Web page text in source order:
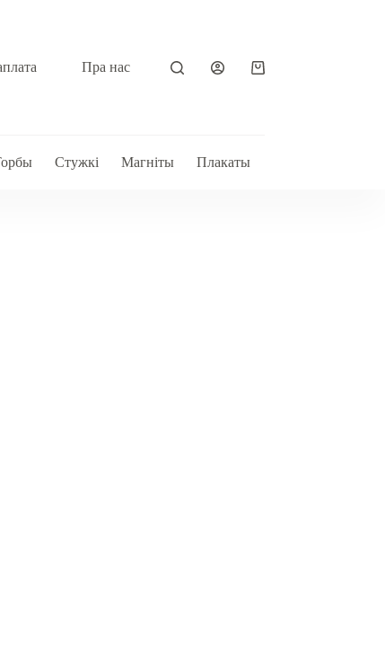
Пра нас
Shopping
Стужкі Магніты Плакаты